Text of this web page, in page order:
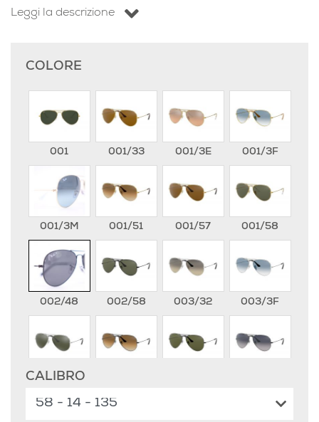
Leggi la descrizione
COLORE
001 001/33 001/3E 001/3F
001/3M 001/51 001/57 001/58
002/48 002/58 003/32 003/3F
003/40
CALIBRO